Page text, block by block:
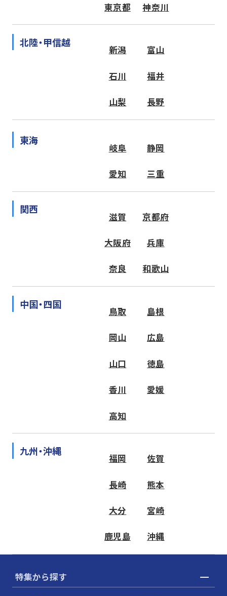
東京都 神奈川
北陸・甲信越
新潟 富山
石川 福井
山梨 長野
東海
岐阜 静岡
愛知 三重
関西
滋賀 京都府
大阪府 兵庫
奈良 和歌山
中国・四国
鳥取 島根
岡山 広島
山口 徳島
香川 愛媛
高知
九州・沖縄
福岡 佐賀
長崎 熊本
大分 宮崎
鹿児島 沖縄
特集から探す